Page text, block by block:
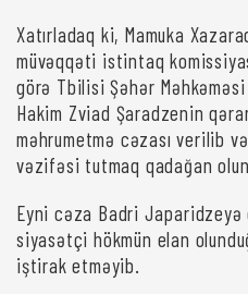
Xatırladaq ki, Mamuka
müvəqqəti istintaq
görə Tbilisi Şəhər
Hakim Zviad Şaradzenin
məhrumetmə cəzası verilib
vəzifəsi tutmaq qadağan
Eyni cəza Badri
siyasətçi hökmün elan
iştirak etməyib.